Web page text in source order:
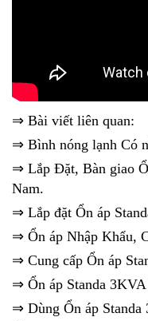
⇒ Bài viết liên quan:
⇒ Bình nóng lạnh Có
⇒ Lắp Đặt, Bàn giao
Nam.
⇒ Lắp đặt Ổn áp
⇒ Ổn áp Nhập Khẩu,
⇒ Cung cấp Ổn áp
⇒ Ổn áp Standa
⇒ Dùng Ổn áp